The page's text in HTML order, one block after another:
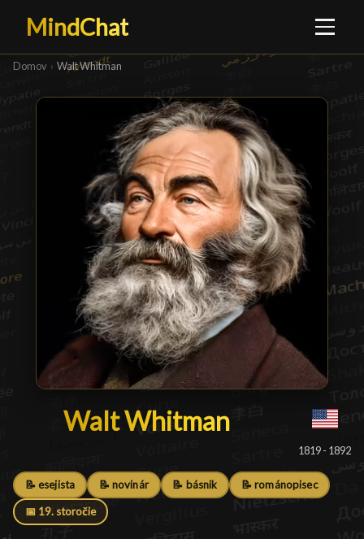
MindChat
Domov › Walt Whitman
Walt Whitman
Walt Whitman█
1819 - 1892
📝 esejista 📝 novinár 📝 básnik 📝 románopisec
📅 19. storočie